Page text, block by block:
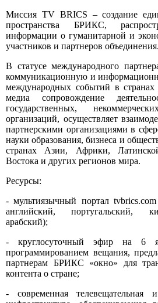
Миссия TV BRICS – создание
пространства БРИКС,
информации о гуманитарной и
участников и партнеров объединения.
В статусе международного
коммуникационную и
международных событий в
медиа сопровождение
государственных,
организаций, осуществляет
партнерскими организациями в
науки образования, бизнеса и
странах Азии, Африки,
Востока и других регионов мира.
Ресурсы:
- мультиязычный портал
английский, португальский,
арабский);
- круглосуточный эфир на 6
программированием вещания,
партнерам БРИКС «окно» для
контента о стране;
- современная телевещательная и